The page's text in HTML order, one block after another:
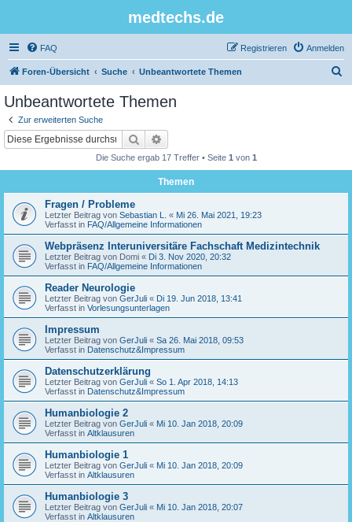
medtechs.de
FAQ Anmelden
Registrieren
Foren-Übersicht Suche Unbeantwortete Themen
Unbeantwortete Themen
Zur erweiterten Suche
Suche
Die Suche ergab 17 Treffer • Seite 1 von 1
Themen
Fragen / Probleme
Letzter Beitrag von Sebastian L. « Mi 26. Mai 2021, 19:23
Verfasst in FAQ/Allgemeine Informationen
Webpräsenz Interuniversitäre Fachschaft Medizintechnik
Letzter Beitrag von Domi « Di 3. Nov 2020, 20:32
Verfasst in FAQ/Allgemeine Informationen
Reader Neurologie
Letzter Beitrag von GerJuli « Di 19. Jun 2018, 13:41
Verfasst in Vorlesungsunterlagen
Impressum
Letzter Beitrag von GerJuli « Sa 26. Mai 2018, 09:53
Verfasst in Datenschutz&Impressum
Datenschutzerklärung
Letzter Beitrag von GerJuli « So 1. Apr 2018, 14:13
Verfasst in Datenschutz&Impressum
Humanbiologie 2
Letzter Beitrag von GerJuli « Mi 10. Jan 2018, 20:09
Verfasst in Altklausuren
Humanbiologie 1
Letzter Beitrag von GerJuli « Mi 10. Jan 2018, 20:09
Verfasst in Altklausuren
Humanbiologie 3
Letzter Beitrag von GerJuli « Mi 10. Jan 2018, 20:07
Verfasst in Altklausuren